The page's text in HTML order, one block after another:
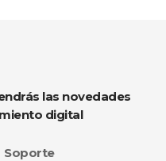
digital
Soporte